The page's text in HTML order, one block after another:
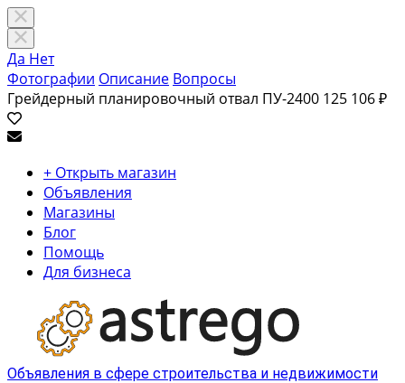
Да Нет
Фотографии Описание Вопросы
Грейдерный планировочный отвал ПУ-2400 125 106 ₽
+ Открыть магазин
Объявления
Магазины
Блог
Помощь
Для бизнеса
Объявления в сфере строительства и недвижимости